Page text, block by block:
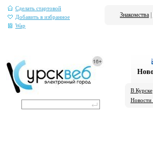
Сделать стартовой
Добавить в избранное
Wap
Знакомства
В Курске
Новости